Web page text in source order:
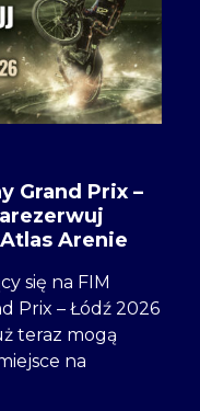
Grand Prix –
Arenie
się na FIM
Prix – Łódź 2026
teraz mogą
na